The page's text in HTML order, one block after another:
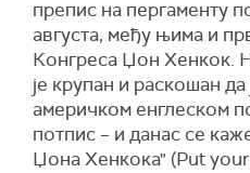
препис на пергаменту
августа, међу њима и
Конгреса Џон Хенкок.
је крупан и раскошан
америчком енглеском
потпис – и данас се
Џона Хенкока" (Put